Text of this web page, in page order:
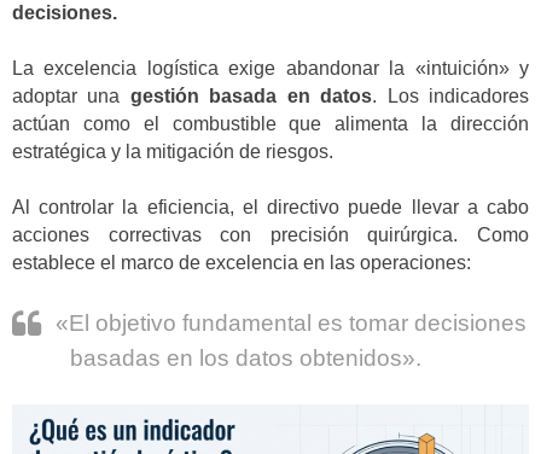
decisiones.
La excelencia logística exige abandonar la «intuición» y
adoptar una gestión basada en datos. Los indicadores
actúan como el combustible que alimenta la dirección
estratégica y la mitigación de riesgos.
Al controlar la eficiencia, el directivo puede llevar a cabo
acciones correctivas con precisión quirúrgica. Como
establece el marco de excelencia en las operaciones:
«El objetivo fundamental es tomar decisiones
basadas en los datos obtenidos».